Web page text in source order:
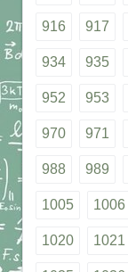
916 917
934 935
952 953
970 971
988 989
1005 1006
1020 1021